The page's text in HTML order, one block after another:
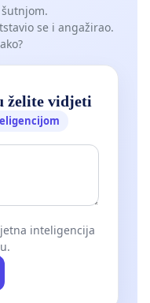
se i angažirao.
želite vidjeti
inteligencija